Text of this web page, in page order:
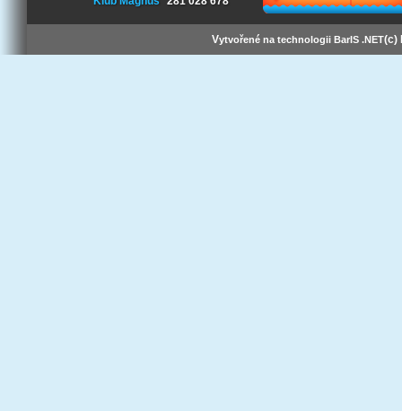
Vytvořené na technologii BarIS .NET(c)